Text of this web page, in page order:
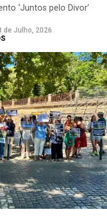
‘Juntos pelo Divor’
de Julho, 2026